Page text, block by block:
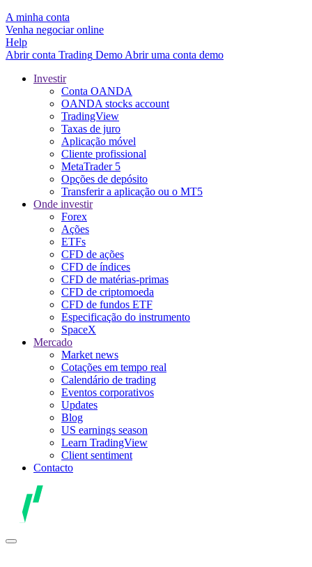
A minha conta
Venha negociar online
Help
Abrir conta Trading Demo Abrir uma conta demo
Investir
Conta OANDA
OANDA stocks account
TradingView
Taxas de juro
Aplicação móvel
Cliente profissional
MetaTrader 5
Opções de depósito
Transferir a aplicação ou o MT5
Onde investir
Forex
Ações
ETFs
CFD de ações
CFD de índices
CFD de matérias-primas
CFD de criptomoeda
CFD de fundos ETF
Especificação do instrumento
SpaceX
Mercado
Market news
Cotações em tempo real
Calendário de trading
Eventos corporativos
Updates
Blog
US earnings season
Learn TradingView
Client sentiment
Contacto